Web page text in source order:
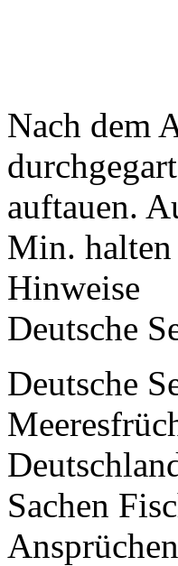
Nach dem
auftauen.
Min. halten
Hinweise
Deutsche
Deutsche
Sachen